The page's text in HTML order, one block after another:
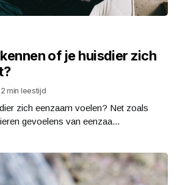
of je huisdier zich
2 min leestijd
zich eenzaam voelen? Net zoals
gevoelens van eenzaa...